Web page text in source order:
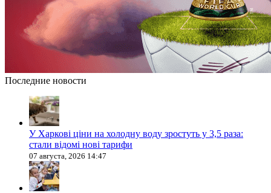
Последние новости
У Харкові ціни на холодну воду зростуть у 3,5 раза:
стали відомі нові тарифи
07 августа, 2026 14:47